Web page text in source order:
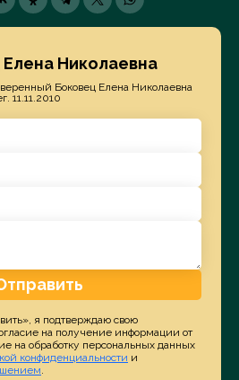
Николаевна
Боковец Елена Николаевна
11.11.2010
я подтверждаю свою
на получение информации от
на обработку персональных данных
конфиденциальности и
.